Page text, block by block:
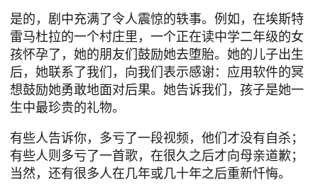
是的，剧中充满了令人震惊的轶事。例如，在埃斯特
雷马杜拉的一个村庄里，一个正在读中学二年级的女
孩怀孕了，她的朋友们鼓励她去堕胎。她的儿子出生
后，她联系了我们，向我们表示感谢：应用软件的冥
想鼓励她勇敢地面对后果。她告诉我们，孩子是她一
生中最珍贵的礼物。
有些人告诉你，多亏了一段视频，他们才没有自杀；
有些人则多亏了一首歌，在很久之后才向母亲道歉；
当然，还有很多人在几年或几十年之后重新忏悔。